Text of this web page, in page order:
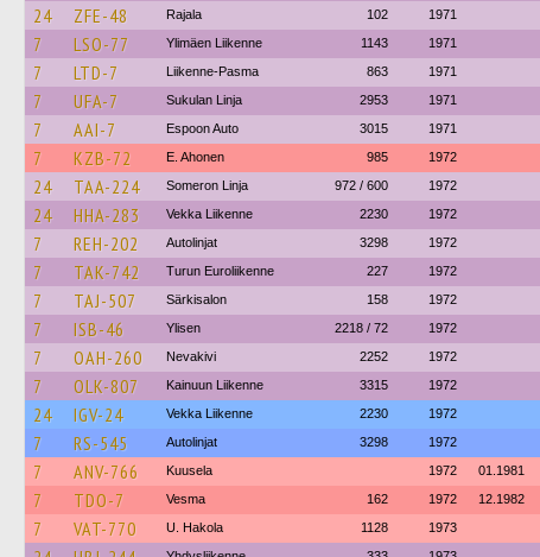
24 ZFE-48 Rajala 102 1971
7 LSO-77 Ylimäen Liikenne 1143 1971
7 LTD-7 Liikenne-Pasma 863 1971
7 UFA-7 Sukulan Linja 2953 1971
7 AAI-7 Espoon Auto 3015 1971
7 KZB-72 E. Ahonen 985 1972
24 TAA-224 Someron Linja 972 / 600 1972
24 HHA-283 Vekka Liikenne 2230 1972
7 REH-202 Autolinjat 3298 1972
7 TAK-742 Turun Euroliikenne 227 1972
7 TAJ-507 Särkisalon 158 1972
7 ISB-46 Ylisen 2218 / 72 1972
7 OAH-260 Nevakivi 2252 1972
7 OLK-807 Kainuun Liikenne 3315 1972
24 IGV-24 Vekka Liikenne 2230 1972
7 RS-545 Autolinjat 3298 1972
7 ANV-766 Kuusela 1972 01.1981
7 TDO-7 Vesma 162 1972 12.1982
7 VAT-770 U. Hakola 1128 1973